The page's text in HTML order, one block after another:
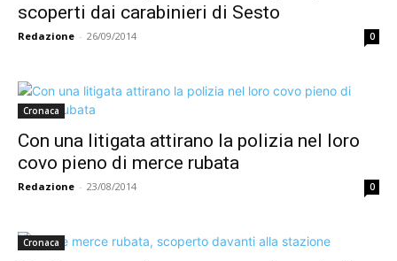
scoperti dai carabinieri di Sesto
Redazione - 26/09/2014 0
Cronaca
Con una litigata attirano la polizia nel loro
covo pieno di merce rubata
Redazione - 23/08/2014 0
Cronaca